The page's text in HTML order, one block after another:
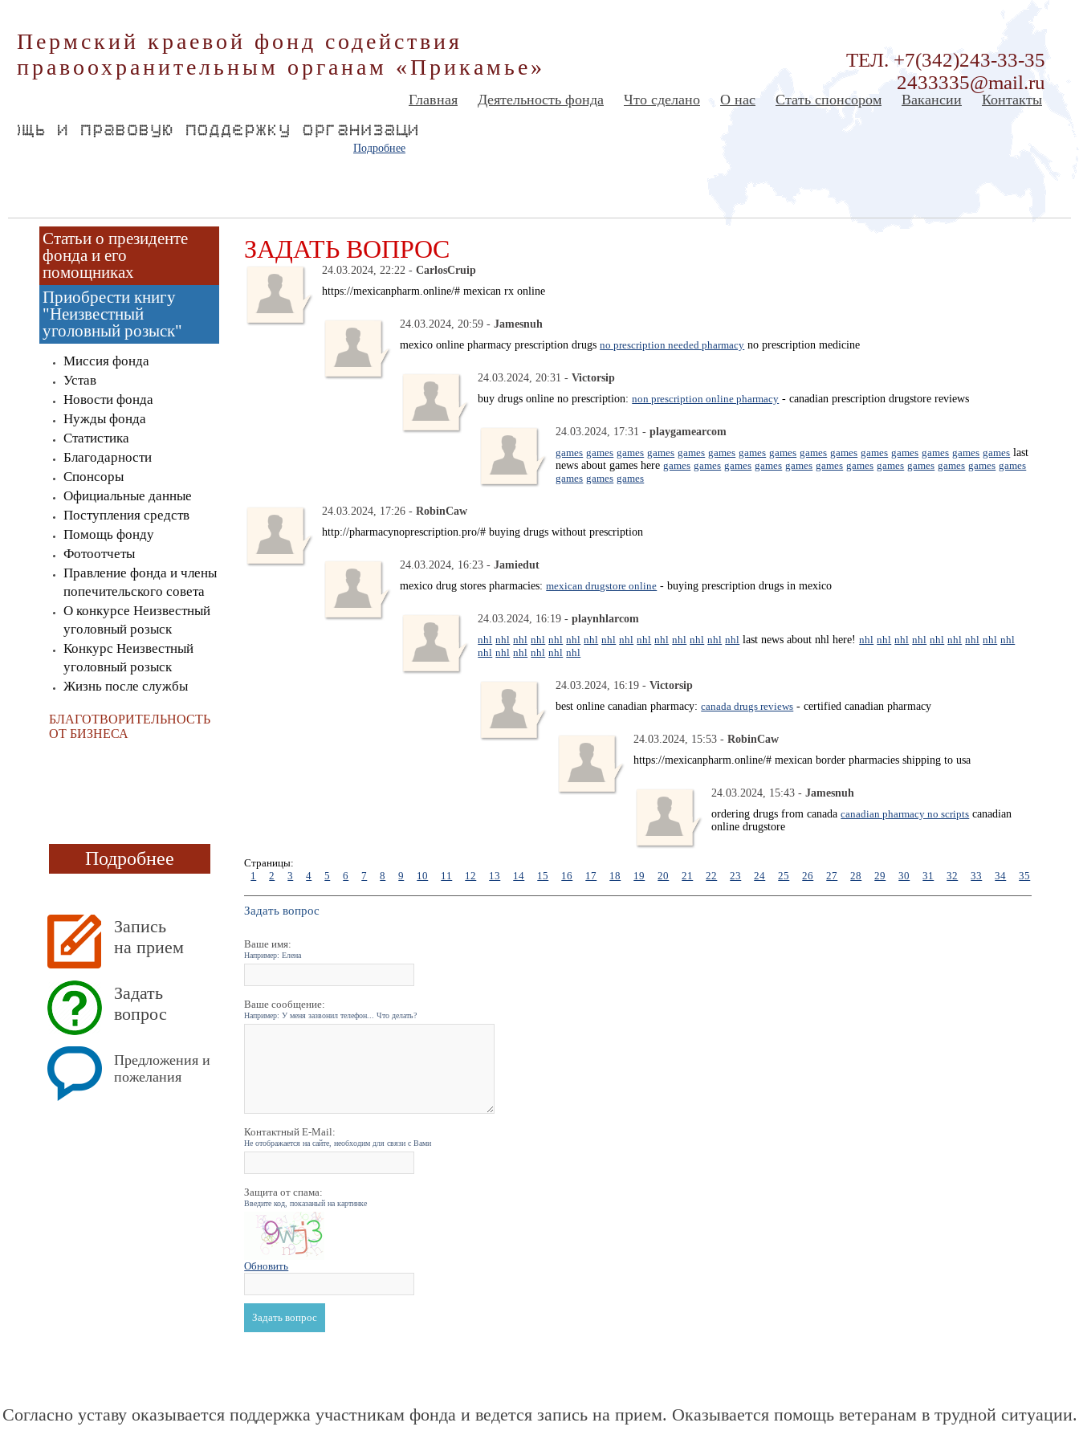
Пермский краевой фонд содействия
правоохранительным органам «Прикамье»
ТЕЛ. +7(342)243-33-35
2433335@mail.ru
Главная Деятельность фонда Что сделано О нас Стать спонсором Вакансии Контакты
Подробнее
Статьи о президенте
фонда и его
помощниках
Приобрести книгу
"Неизвестный
уголовный розыск"
Миссия фонда
Устав
Новости фонда
Нужды фонда
Статистика
Благодарности
Спонсоры
Официальные данные
Поступления средств
Помощь фонду
Фотоотчеты
Правление фонда и члены
попечительского совета
О конкурсе Неизвестный
уголовный розыск
Конкурс Неизвестный
уголовный розыск
Жизнь после службы
БЛАГОТВОРИТЕЛЬНОСТЬ
ОТ БИЗНЕСА
Подробнее
Запись
на прием
Задать
вопрос
Предложения и
пожелания
ЗАДАТЬ ВОПРОС
24.03.2024, 22:22 -CarlosCruip
https://mexicanpharm.online/# mexican rx online
24.03.2024, 20:59 -Jamesnuh
mexico online pharmacy prescription drugsno prescription needed pharmacy no prescription medicine
24.03.2024, 20:31 -Victorsip
buy drugs online no prescription:non prescription online pharmacy - canadian prescription drugstore reviews
24.03.2024, 17:31 -playgamearcom
games games games games games games games games games games games games games games games last
news about games heregames games games games games games games games games games games games
games games games
24.03.2024, 17:26 -RobinCaw
http://pharmacynoprescription.pro/# buying drugs without prescription
24.03.2024, 16:23 -Jamiedut
mexico drug stores pharmacies:mexican drugstore online - buying prescription drugs in mexico
24.03.2024, 16:19 -playnhlarcom
nhl nhl nhl nhl nhl nhl nhl nhl nhl nhl nhl nhl nhl nhl nhl last news about nhl here!nhl nhl nhl nhl nhl nhl nhl nhl nhl
nhl nhl nhl nhl nhl nhl
24.03.2024, 16:19 -Victorsip
best online canadian pharmacy:canada drugs reviews - certified canadian pharmacy
24.03.2024, 15:53 -RobinCaw
https://mexicanpharm.online/# mexican border pharmacies shipping to usa
24.03.2024, 15:43 -Jamesnuh
ordering drugs from canadacanadian pharmacy no scripts canadian
online drugstore
Страницы:
1
2 3 4 5 6 7 8 9 10 11 12 13 14 15 16 17 18 19 20 21 22 23 24 25 26 27 28 29 30 31 32 33 34 35
Задать вопрос
Ваше имя:
Например: Елена
Ваше сообщение:
Например: У меня зазвонил телефон... Что делать?
Контактный E-Mail:
Не отображается на сайте, необходим для связи с Вами
Защита от спама:
Введите код, показаный на картинке
Обновить
Согласно уставу оказывается поддержка участникам фонда и ведется запись на прием. Оказывается помощь ветеранам в трудной ситуации.